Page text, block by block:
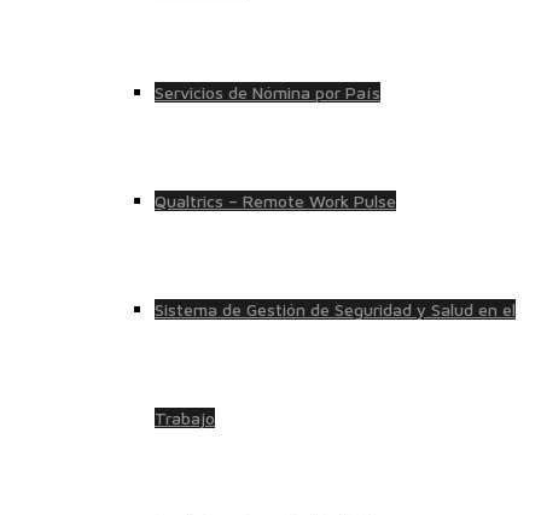
Servicios de Nómina por País
Qualtrics – Remote Work Pulse
Sistema de Gestión de Seguridad y Salud en el
Trabajo